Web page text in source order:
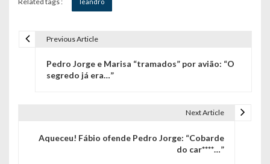
Previous Article
Pedro Jorge e Marisa “tramados” por avião: “O
segredo já era…”
Next Article
Aqueceu! Fábio ofende Pedro Jorge: “Cobarde
do car****…”